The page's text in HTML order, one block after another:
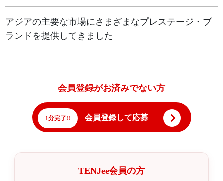
アジアの主要な市場にさまざまなプレステージ・ブ
ランドを提供してきました
会員登録がお済みでない方
1分完了!! 会員登録して応募
TENJee会員の方